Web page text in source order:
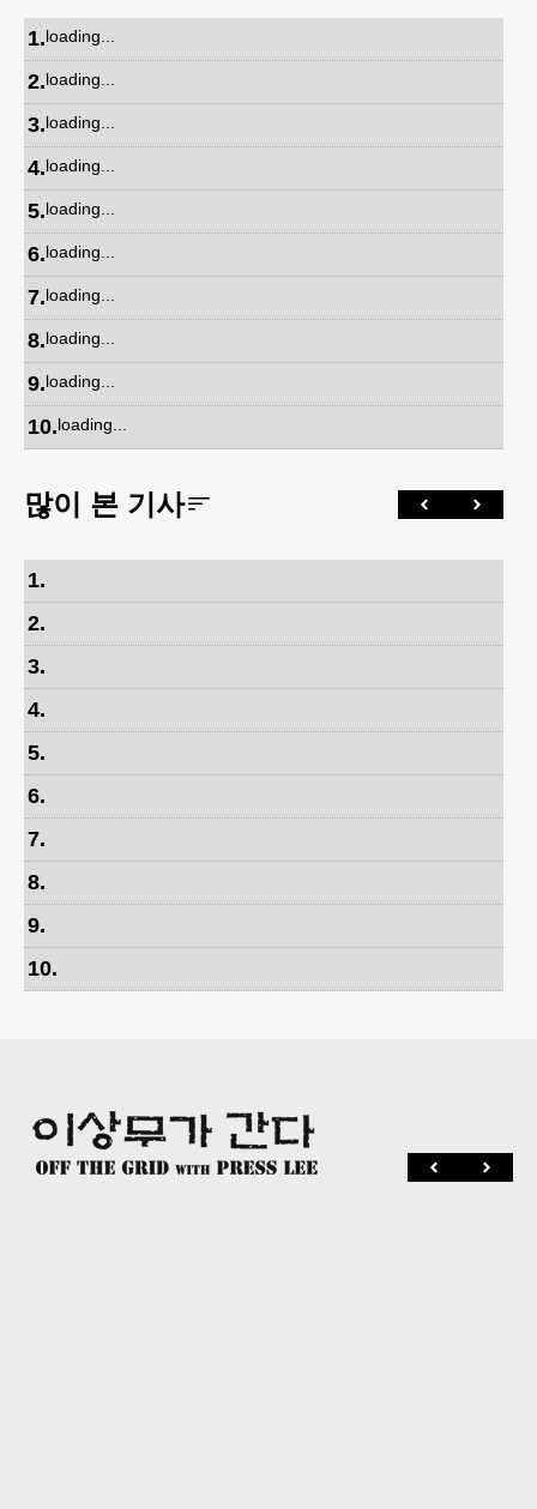
1.loading...
2.loading...
3.loading...
4.loading...
5.loading...
6.loading...
7.loading...
8.loading...
9.loading...
10.loading...
많이 본 기사
1.
2.
3.
4.
5.
6.
7.
8.
9.
10.